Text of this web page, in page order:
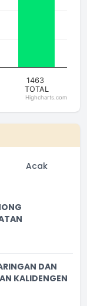
1463
TOTAL
Highcharts.com
Acak
DAN
KALIDENGEN